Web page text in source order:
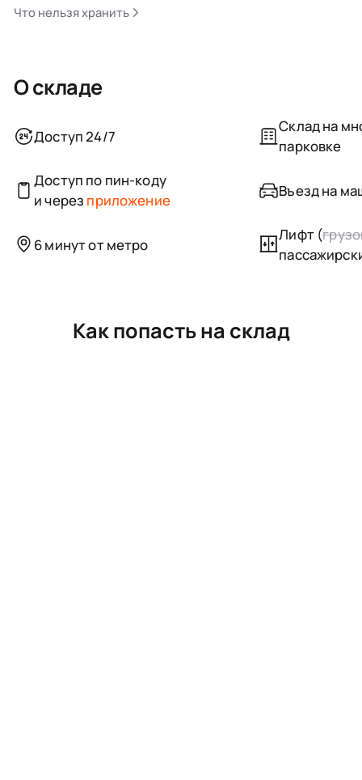
Что нельзя хранить
О складе
Доступ 24/7
Склад на
парковке
Доступ по пин-коду
и через приложение
Въезд на
6 минут от метро
Лифт (
Как попасть на склад